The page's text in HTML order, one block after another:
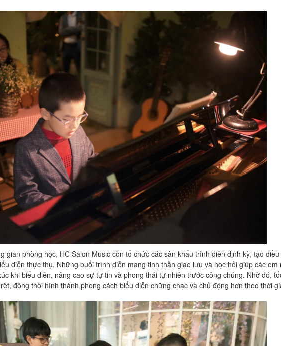
gian phòng học, HC Salon Music còn tổ chức các sân khấu trình diễn định kỳ, tạo
diễn thực thụ. Những buổi trình diễn mang tinh thần giao lưu và học hỏi giúp các em
khi biểu diễn, nâng cao sự tự tin và phong thái tự nhiên trước công chúng. Nhờ đó,
đồng thời hình thành phong cách biểu diễn chững chạc và chủ động hơn theo thời